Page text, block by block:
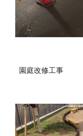
園庭改修工事